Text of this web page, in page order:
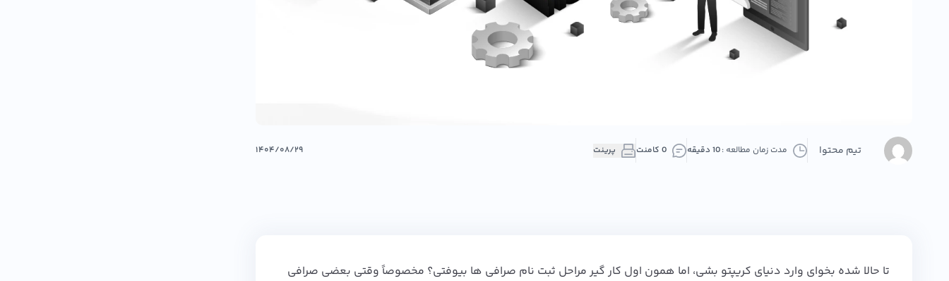
تیم محتوا مدت زمان مطالعه :10 دقیقه 0 کامنت پرینت ۱۴۰۴/۰۸/۲۹
تا حالا شده بخوای وارد دنیای کریپتو بشی، اما همون اول کار گیر مراحل ثبت‌ نام صرافی‌ ها بیوفتی؟ مخصوصاً وقتی بعضی صرافی‌